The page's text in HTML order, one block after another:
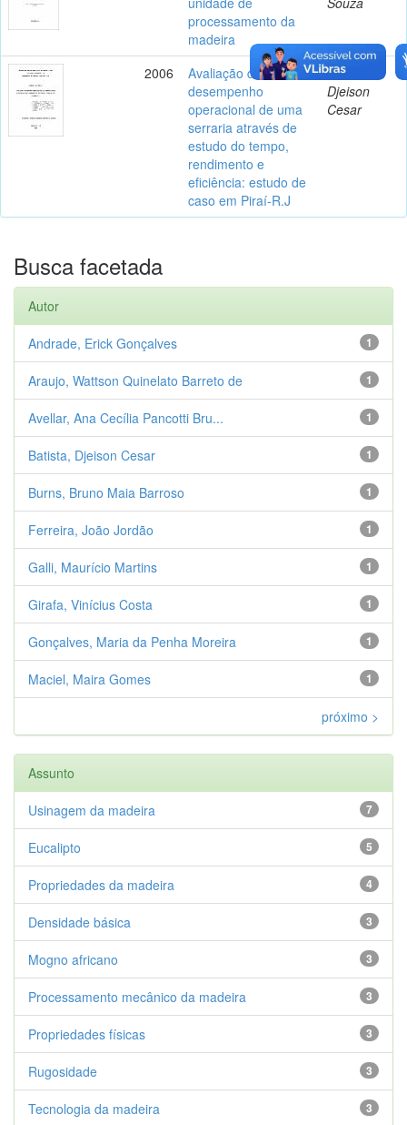
processamento da
madeira
2006
Avaliação do
desempenho
operacional de uma
serraria através de
estudo do tempo,
rendimento e
eficiência: estudo de
caso em Piraí-R.J
Batista,
Djeison
Cesar
Busca facetada
Autor
1
Andrade, Erick Gonçalves
1
Araujo, Wattson Quinelato Barreto de
1
Avellar, Ana Cecília Pancotti Bru...
1
Batista, Djeison Cesar
1
Burns, Bruno Maia Barroso
1
Ferreira, João Jordão
1
Galli, Maurício Martins
1
Girafa, Vinícius Costa
1
Gonçalves, Maria da Penha Moreira
1
Maciel, Maira Gomes
próximo >
Assunto
7
Usinagem da madeira
5
Eucalipto
4
Propriedades da madeira
3
Densidade básica
3
Mogno africano
3
Processamento mecânico da madeira
3
Propriedades físicas
3
Rugosidade
3
Tecnologia da madeira